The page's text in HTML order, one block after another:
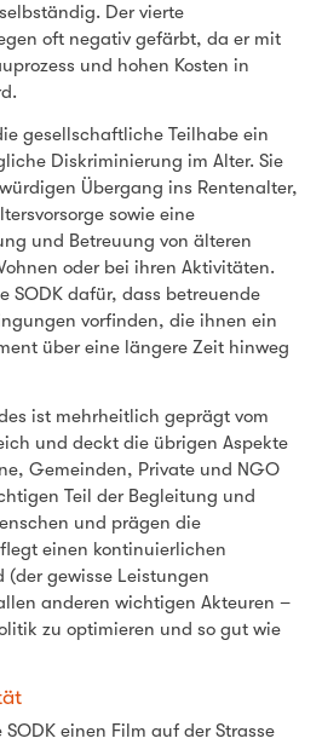
Der vierte
oft negativ gefärbt, da er mit
und hohen Kosten in
gesellschaftliche Teilhabe ein
Diskriminierung im Alter. Sie
Übergang ins Rentenalter,
sowie eine
und Betreuung von älteren
oder bei ihren Aktivitäten.
SODK dafür, dass betreuende
vorfinden, die ihnen ein
über eine längere Zeit hinweg
ist mehrheitlich geprägt vom
und deckt die übrigen Aspekte
Gemeinden, Private und NGO
Teil der Begleitung und
und prägen die
einen kontinuierlichen
gewisse Leistungen
anderen wichtigen Akteuren –
zu optimieren und so gut wie
einen Film auf der Strasse